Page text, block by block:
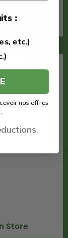
-10%
Store
:
etc.)
nos offres